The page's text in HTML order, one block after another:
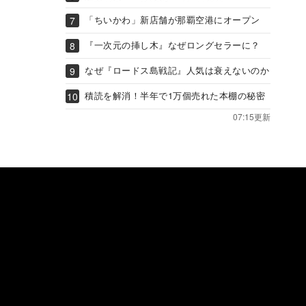
「ちいかわ」新店舗が那覇空港にオープン
『一次元の挿し木』なぜロングセラーに？
なぜ『ロードス島戦記』人気は衰えないのか
積読を解消！半年で1万個売れた本棚の秘密
07:15更新